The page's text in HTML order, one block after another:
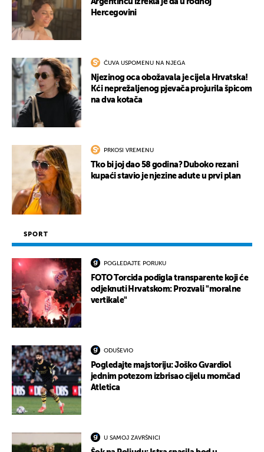
Argentincu izrekla je da u rodnoj
Hercegovini
ČUVA USPOMENU NA NJEGA
Njezinog oca obožavala je cijela Hrvatska!
Kći neprežaljenog pjevača projurila špicom
na dva kotača
PRKOSI VREMENU
Tko bi joj dao 58 godina? Duboko rezani
kupaći stavio je njezine adute u prvi plan
SPORT
POGLEDAJTE PORUKU
FOTO Torcida podigla transparente koji će
odjeknuti Hrvatskom: Prozvali "moralne
vertikale"
ODUŠEVIO
Pogledajte majstoriju: Joško Gvardiol
jednim potezom izbrisao cijelu momčad
Atletica
U SAMOJ ZAVRŠNICI